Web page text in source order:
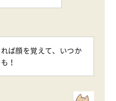
ば顔を覚えて、いつか
！